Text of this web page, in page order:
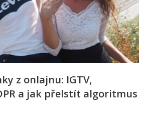
z onlajnu: IGTV,
a jak přelstít algoritmus